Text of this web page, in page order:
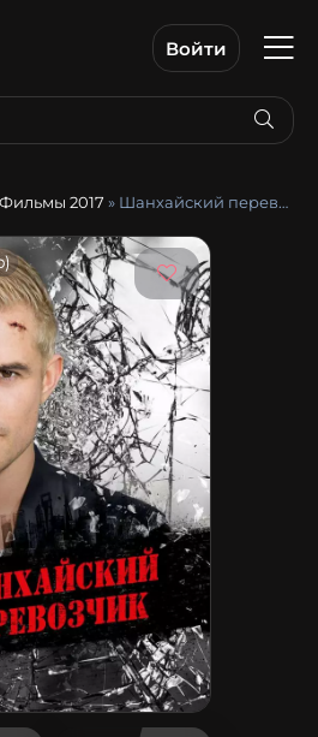
Войти
Фильмы 2017 » Шанхайский перевозчик